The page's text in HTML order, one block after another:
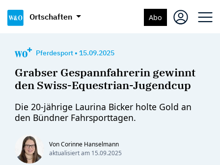
Ortschaften Abo
Pferdesport • 15.09.2025
Grabser Gespannfahrerin gewinnt
den Swiss-Equestrian-Jugendcup
Die 20-jährige Laurina Bicker holte Gold an
den Bündner Fahrsporttagen.
Von Corinne Hanselmann
aktualisiert am 15.09.2025